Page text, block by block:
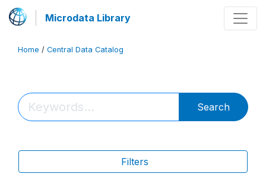
Microdata Library
Home / Central Data Catalog
Search
Filters